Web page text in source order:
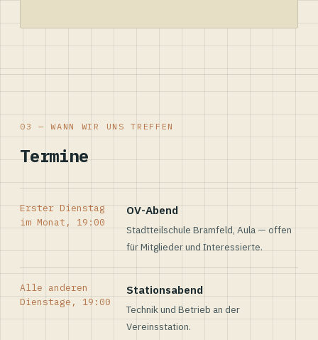
03 — WANN WIR UNS TREFFEN
Termine
Erster Dienstag
im Monat, 19:00
OV-Abend
Stadtteilschule Bramfeld, Aula — offen
für Mitglieder und Interessierte.
Alle anderen
Dienstage, 19:00
Stationsabend
Technik und Betrieb an der
Vereinsstation.